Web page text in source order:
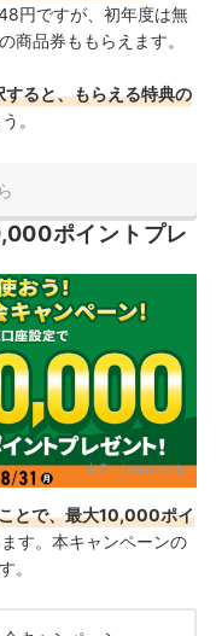
円ですが、初年度は無
商品券ももらえます。
ると、もらえる特典の
。
ポイントプレ
出典：jreast.co.jp
とで、最大10,000ポイ
す。本キャンペーンの
。